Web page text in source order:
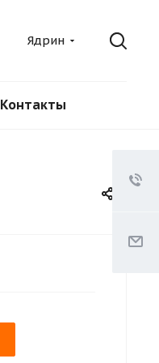
Ядрин
Контакты